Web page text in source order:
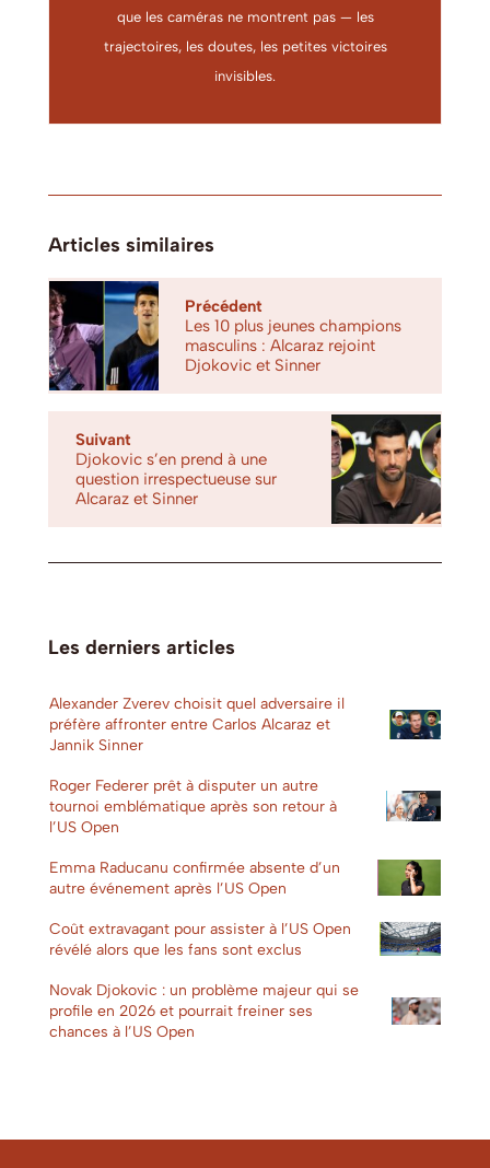
que les caméras ne montrent pas — les
trajectoires, les doutes, les petites victoires
invisibles.
Articles similaires
Précédent
Les 10 plus jeunes champions
masculins : Alcaraz rejoint
Djokovic et Sinner
Suivant
Djokovic s’en prend à une
question irrespectueuse sur
Alcaraz et Sinner
Les derniers articles
Alexander Zverev choisit quel adversaire il
préfère affronter entre Carlos Alcaraz et
Jannik Sinner
Roger Federer prêt à disputer un autre
tournoi emblématique après son retour à
l’US Open
Emma Raducanu confirmée absente d’un
autre événement après l’US Open
Coût extravagant pour assister à l’US Open
révélé alors que les fans sont exclus
Novak Djokovic : un problème majeur qui se
profile en 2026 et pourrait freiner ses
chances à l’US Open